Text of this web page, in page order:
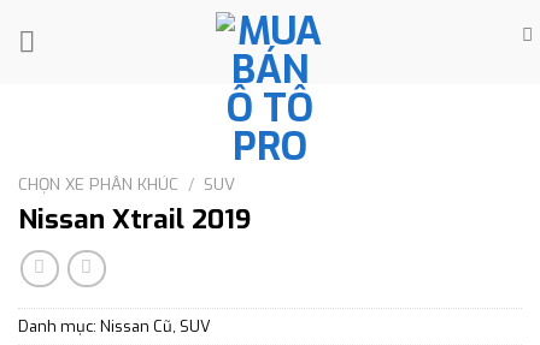
CHỌN XE PHÂN KHÚC / SUV
Nissan Xtrail 2019
Danh mục: Nissan Cũ, SUV